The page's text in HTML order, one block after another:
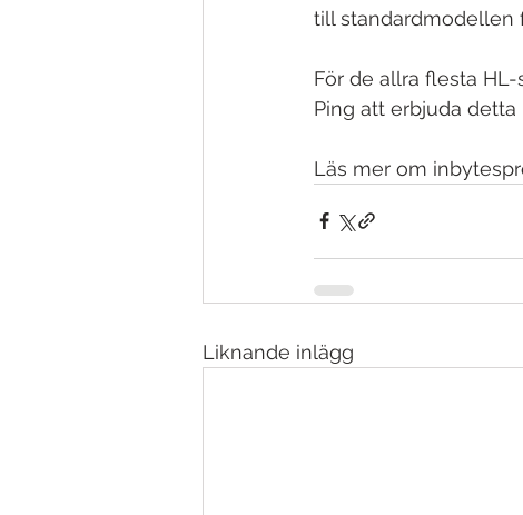
till standardmodellen
För de allra flesta
Ping att erbjuda detta
Läs mer om
Liknande inlägg